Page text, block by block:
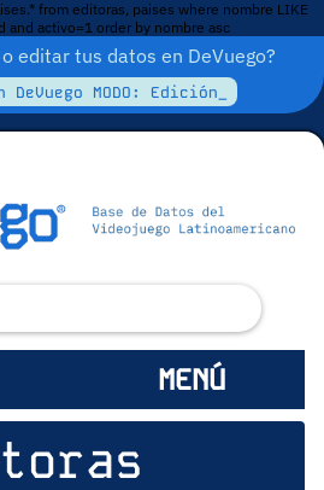
from editoras, paises where nombre LIKE
and activo=1 order by nombre asc
editar tus datos en DeVuego?
MODO: Edición_
MENÚ